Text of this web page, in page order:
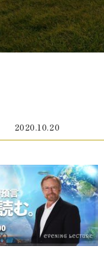
2020.10.20